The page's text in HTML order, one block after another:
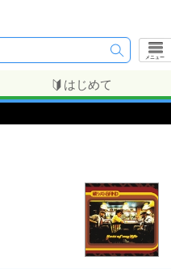
メニュー
はじめて